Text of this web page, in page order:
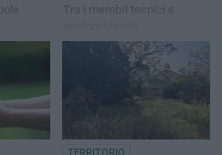
Tra i membri tecnici e